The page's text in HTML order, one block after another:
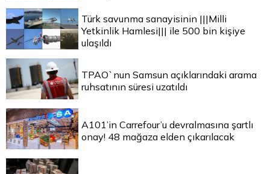
Türk savunma sanayisinin |||Milli
Yetkinlik Hamlesi||| ile 500 bin kişiye
ulaşıldı
TPAO`nun Samsun açıklarındaki arama
ruhsatının süresi uzatıldı
A101’in Carrefour’u devralmasına şartlı
onay! 48 mağaza elden çıkarılacak